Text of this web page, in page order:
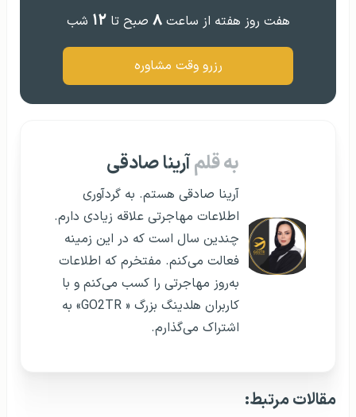
هفت روز هفته از ساعت۸ صبح تا۱۲ شب
رزرو وقت مشاوره
به قلمآرینا صادقی
آرینا صادقی هستم. به گردآوری
اطلاعات مهاجرتی علاقه زیادی دارم.
چندین سال است که در این زمینه
فعالت می‌کنم. مفتخرم که اطلاعات
به‌روز مهاجرتی را کسب می‌کنم و با
کاربران هلدینگ بزرگ « GO2TR» به
اشتراک می‌گذارم.
مقالات مرتبط: